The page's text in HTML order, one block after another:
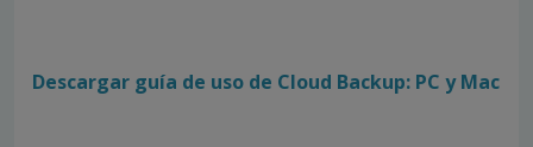
Descargar guía de uso de Cloud Backup: PC y Mac